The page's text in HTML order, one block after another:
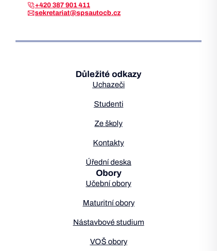
+420 387 901 411
sekretariat@spsautocb.cz
Důležité odkazy
Uchazeči
Studenti
Ze školy
Kontakty
Úřední deska
Obory
Učební obory
Maturitní obory
Nástavbové studium
VOŠ obory